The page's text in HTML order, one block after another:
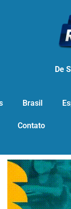
De
Brasil
Contato